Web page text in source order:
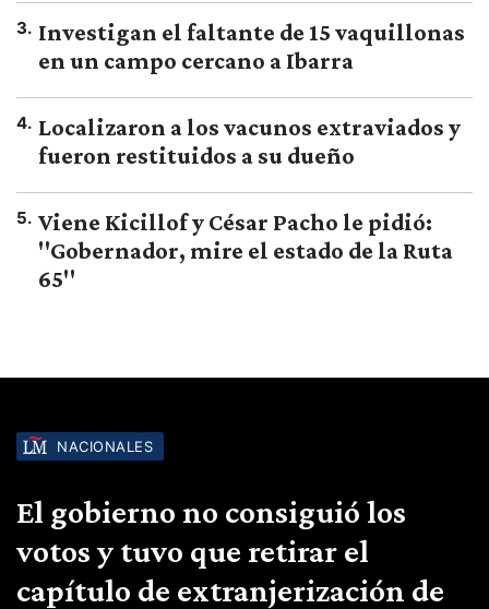
3. Investigan el faltante de 15 vaquillonas
en un campo cercano a Ibarra
4. Localizaron a los vacunos extraviados y
fueron restituidos a su dueño
5. Viene Kicillof y César Pacho le pidió:
"Gobernador, mire el estado de la Ruta
65"
NACIONALES
El gobierno no consiguió los
votos y tuvo que retirar el
capítulo de extranjerización de